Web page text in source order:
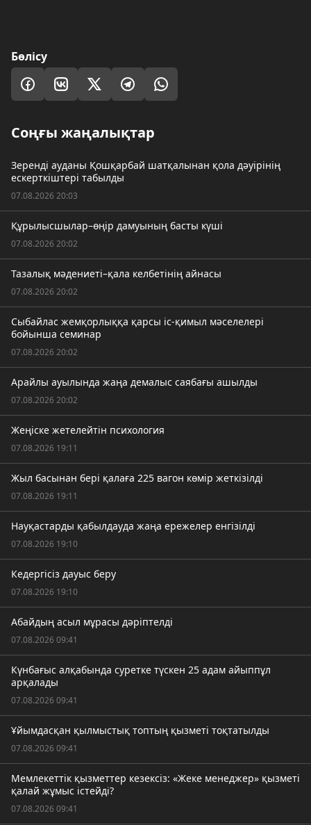
Бөлісу
Соңғы жаңалықтар
Зеренді ауданы Қошқарбай шатқалынан қола дәуірінің
ескерткіштері табылды
07.08.2026 20:03
Құрылысшылар–өңір дамуының басты күші
07.08.2026 20:02
Тазалық мәдениеті–қала келбетінің айнасы
07.08.2026 20:02
Сыбайлас жемқорлыққа қарсы іс-қимыл мәселелері
бойынша семинар
07.08.2026 20:02
Арайлы ауылында жаңа демалыс саябағы ашылды
07.08.2026 20:02
Жеңіске жетелейтін психология
07.08.2026 19:11
Жыл басынан бері қалаға 225 вагон көмір жеткізілді
07.08.2026 19:11
Науқастарды қабылдауда жаңа ережелер енгізілді
07.08.2026 19:10
Кедергісіз дауыс беру
07.08.2026 19:10
Абайдың асыл мұрасы дәріптелді
07.08.2026 09:41
Күнбағыс алқабында суретке түскен 25 адам айыппұл
арқалады
07.08.2026 09:41
Ұйымдасқан қылмыстық топтың қызметі тоқтатылды
07.08.2026 09:41
Мемлекеттік қызметтер кезексіз: «Жеке менеджер» қызметі
қалай жұмыс істейді?
07.08.2026 09:41